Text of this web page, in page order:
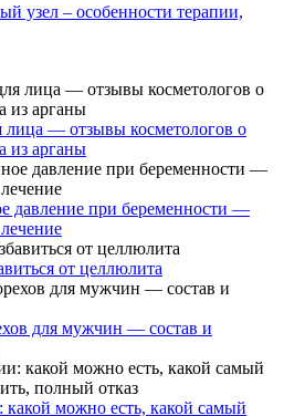
узел – особенности терапии,
лица — отзывы косметологов о
из арганы
давление при беременности —
от целлюлита
для мужчин — состав и
можно есть, какой самый